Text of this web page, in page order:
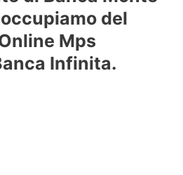
del
Mps
Infinita.